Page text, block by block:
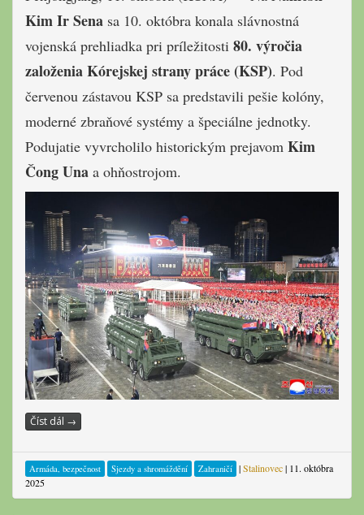
Kim Ir Sena sa 10. októbra konala slávnostná
vojenská prehliadka pri príležitosti 80. výročia
založenia Kórejskej strany práce (KSP). Pod
červenou zástavou KSP sa predstavili pešie kolóny,
moderné zbraňové systémy a špeciálne jednotky.
Podujatie vyvrcholilo historickým prejavom Kim
Čong Una a ohňostrojom.
Číst dál →
Armáda, bezpečnost Sjezdy a shromáždění Zahraničí |Stalinovec| 11. októbra
2025